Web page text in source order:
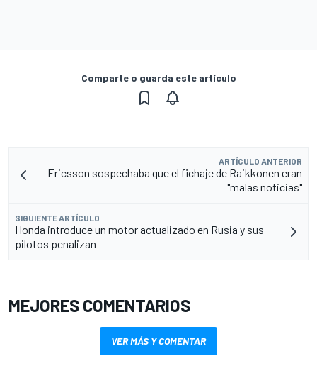
Comparte o guarda este artículo
ARTÍCULO ANTERIOR
Ericsson sospechaba que el fichaje de Raikkonen eran
"malas noticias"
SIGUIENTE ARTÍCULO
Honda introduce un motor actualizado en Rusia y sus
pilotos penalizan
MEJORES COMENTARIOS
VER MÁS Y COMENTAR